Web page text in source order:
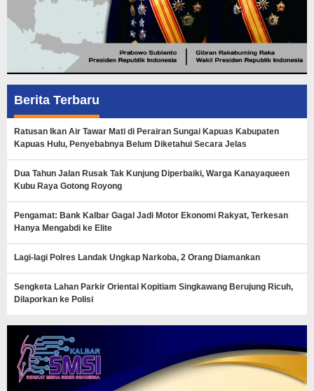
Berita Terbaru
Ratusan Ikan Air Tawar Mati di Perairan Sungai Kapuas Kabupaten
Kapuas Hulu, Penyebabnya Belum Diketahui Secara Jelas
Dua Tahun Jalan Rusak Tak Kunjung Diperbaiki, Warga Kanayaqueen
Kubu Raya Gotong Royong
Pengamat: Bank Kalbar Gagal Jadi Motor Ekonomi Rakyat, Terkesan
Hanya Mengabdi ke Elite
Lagi-lagi Polres Landak Ungkap Narkoba, 2 Orang Diamankan
Sengketa Lahan Parkir Oriental Kopitiam Singkawang Berujung Ricuh,
Dilaporkan ke Polisi